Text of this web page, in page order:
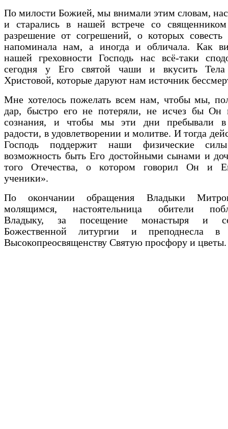
По милости Божией, мы внимали этим словам,
и старались в нашей встрече со
разрешение от согрешений, о которых совесть
напоминала нам, а иногда и обличала. Как
нашей греховности Господь нас всё-таки
сегодня у Его святой чаши и вкусить
Христовой, которые даруют нам источник
Мне хотелось пожелать всем нам, чтобы мы,
дар, быстро его не потеряли, не исчез бы Он
сознания, и чтобы мы эти дни пребывали в
радости, в удовлетворении и молитве. И тогда
Господь поддержит наши физические
возможность быть Его достойными сынами и
того Отечества, о котором говорил Он и
ученики».
По окончании обращения Владыки
молящимся, настоятельница обители
Владыку, за посещение монастыря и
Божественной литургии и преподнесла
Высокопреосвященству Святую просфору и цветы.